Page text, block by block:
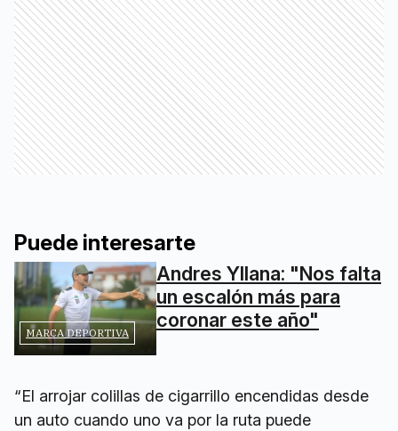
Puede interesarte
MARCA DEPORTIVA
Andres Yllana: "Nos falta
un escalón más para
coronar este año"
“El arrojar colillas de cigarrillo encendidas desde
un auto cuando uno va por la ruta puede